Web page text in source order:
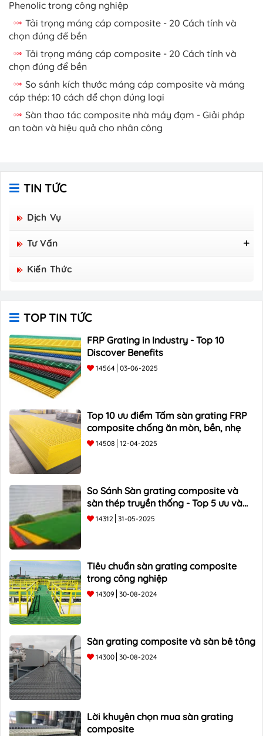
Phenolic trong công nghiệp
Tải trọng máng cáp composite - 20 Cách tính và
chọn đúng để bền
Tải trọng máng cáp composite - 20 Cách tính và
chọn đúng để bền
So sánh kích thước máng cáp composite và máng
cáp thép: 10 cách để chọn đúng loại
Sàn thao tác composite nhà máy đạm - Giải pháp
an toàn và hiệu quả cho nhân công
TIN TỨC
Dịch Vụ
Tư Vấn
Tấm Sàn Grating Composite FRP - Hòa Bình
Group Sản Xuất
Kiến Thức
TOP TIN TỨC
FRP Grating in Industry - Top 10
Discover Benefits
14564 03-06-2025
Top 10 ưu điểm Tấm sàn grating FRP
composite chống ăn mòn, bền, nhẹ
14508 12-04-2025
So Sánh Sàn grating composite và
sàn thép truyền thống - Top 5 ưu và
nhược điểm
14312 31-05-2025
Tiêu chuẩn sàn grating composite
trong công nghiệp
14309 30-08-2024
Sàn grating composite và sàn bê tông
14300 30-08-2024
Lời khuyên chọn mua sàn grating
composite